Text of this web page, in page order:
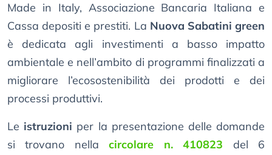
Made in Italy, Associazione Bancaria Italiana e
Cassa depositi e prestiti. La Nuova Sabatini green
è dedicata agli investimenti a basso impatto
ambientale e nell’ambito di programmi finalizzati a
migliorare l’ecosostenibilità dei prodotti e dei
processi produttivi.
Le istruzioni per la presentazione delle domande
si trovano nellacircolare n. 410823 del 6